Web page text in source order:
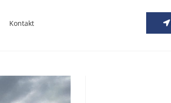
Kontakt